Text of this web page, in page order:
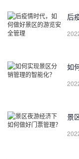
后
如
景